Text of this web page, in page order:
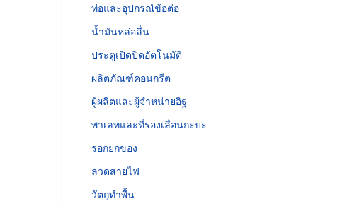
ท่อและอุปกรณ์ข้อต่อ
น้ำมันหล่อลื่น
ประตูเปิดปิดอัตโนมัติ
ผลิตภัณฑ์คอนกรีต
ผู้ผลิตและผู้จำหน่ายอิฐ
พาเลทและที่รองเลื่อนกะบะ
รอกยกของ
ลวดสายไฟ
วัตถุทำพื้น